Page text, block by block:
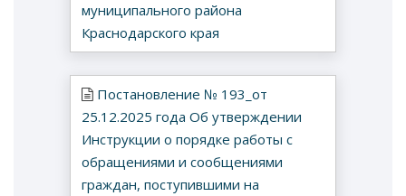
муниципального района
Краснодарского края
Постановление № 193_от
25.12.2025 года Об утверждении
Инструкции о порядке работы с
обращениями и сообщениями
граждан, поступившими на